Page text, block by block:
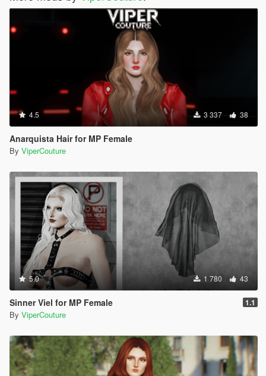
4.5 3 337 38
Anarquista Hair for MP Female
By ViperCouture
5.0 1 780 43
Sinner Viel for MP Female 1.1
By ViperCouture